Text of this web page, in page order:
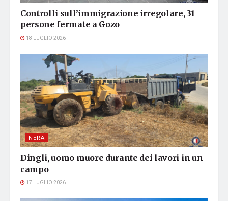
Controlli sull’immigrazione irregolare, 31
persone fermate a Gozo
18 LUGLIO 2026
NERA
Dingli, uomo muore durante dei lavori in un
campo
17 LUGLIO 2026